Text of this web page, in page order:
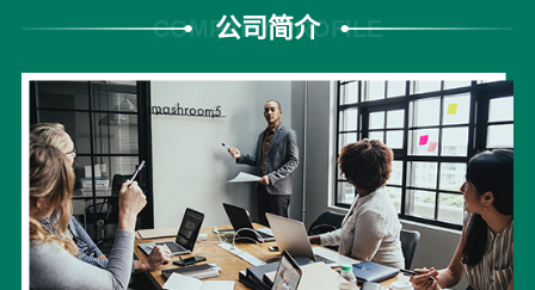
公司简介
COMPANY PROFILE